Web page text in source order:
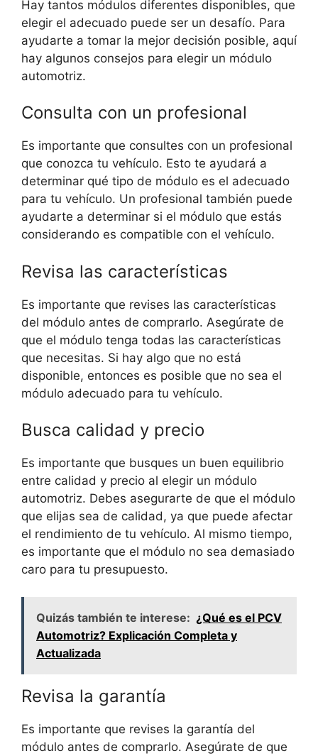
Hay tantos módulos diferentes disponibles, que
elegir el adecuado puede ser un desafío. Para
ayudarte a tomar la mejor decisión posible, aquí
hay algunos consejos para elegir un módulo
automotriz.
Consulta con un profesional
Es importante que consultes con un profesional
que conozca tu vehículo. Esto te ayudará a
determinar qué tipo de módulo es el adecuado
para tu vehículo. Un profesional también puede
ayudarte a determinar si el módulo que estás
considerando es compatible con el vehículo.
Revisa las características
Es importante que revises las características
del módulo antes de comprarlo. Asegúrate de
que el módulo tenga todas las características
que necesitas. Si hay algo que no está
disponible, entonces es posible que no sea el
módulo adecuado para tu vehículo.
Busca calidad y precio
Es importante que busques un buen equilibrio
entre calidad y precio al elegir un módulo
automotriz. Debes asegurarte de que el módulo
que elijas sea de calidad, ya que puede afectar
el rendimiento de tu vehículo. Al mismo tiempo,
es importante que el módulo no sea demasiado
caro para tu presupuesto.
Quizás también te interese: ¿Qué es el PCV
Automotriz? Explicación Completa y
Actualizada
Revisa la garantía
Es importante que revises la garantía del
módulo antes de comprarlo. Asegúrate de que